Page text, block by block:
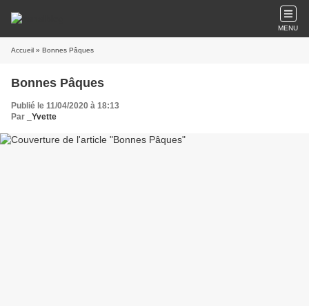
MENU
Accueil » Bonnes Pâques
Bonnes Pâques
Publié le 11/04/2020 à 18:13
Par
_Yvette